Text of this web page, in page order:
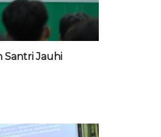
Santri Jauhi